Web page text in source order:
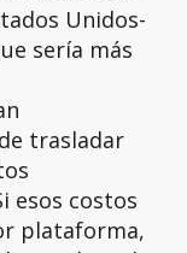
Unidos-
sería más
trasladar
esos costos
plataforma,